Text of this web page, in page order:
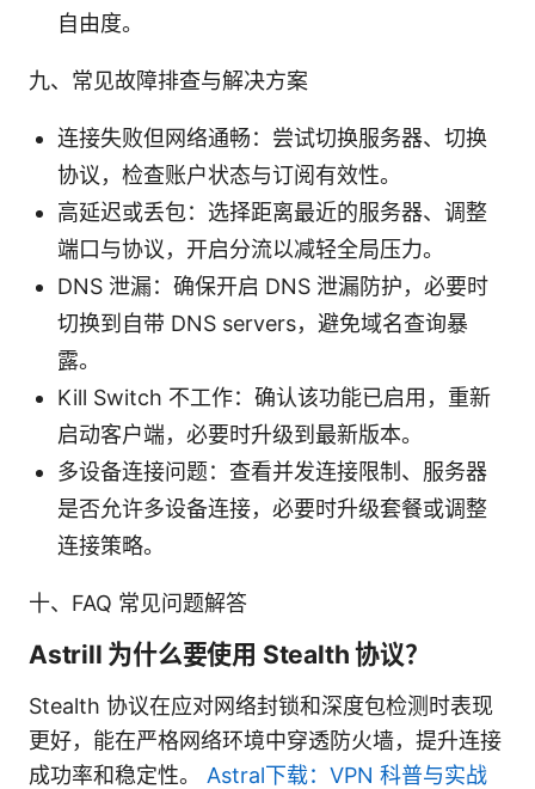
自由度。
九、常见故障排查与解决方案
连接失败但网络通畅：尝试切换服务器、切换
协议，检查账户状态与订阅有效性。
高延迟或丢包：选择距离最近的服务器、调整
端口与协议，开启分流以减轻全局压力。
DNS 泄漏：确保开启 DNS 泄漏防护，必要时
切换到自带 DNS servers，避免域名查询暴
露。
Kill Switch 不工作：确认该功能已启用，重新
启动客户端，必要时升级到最新版本。
多设备连接问题：查看并发连接限制、服务器
是否允许多设备连接，必要时升级套餐或调整
连接策略。
十、FAQ 常见问题解答
Astrill 为什么要使用 Stealth 协议？
Stealth 协议在应对网络封锁和深度包检测时表现
更好，能在严格网络环境中穿透防火墙，提升连接
成功率和稳定性。 Astral下载：VPN 科普与实战